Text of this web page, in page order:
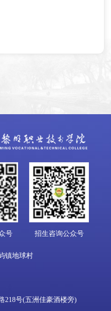
号 招生咨询公众号
镇地球村
218号(五洲佳豪酒楼旁)